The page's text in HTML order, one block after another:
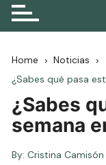
Home
Noticias
¿Sabes qué pasa
¿Sabes
semana
By: Cristina Camisón